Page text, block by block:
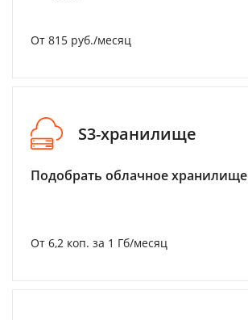
От 815 руб./месяц
S3-хранилище
Подобрать облачное хранилище
От 6,2 коп. за 1 Гб/месяц